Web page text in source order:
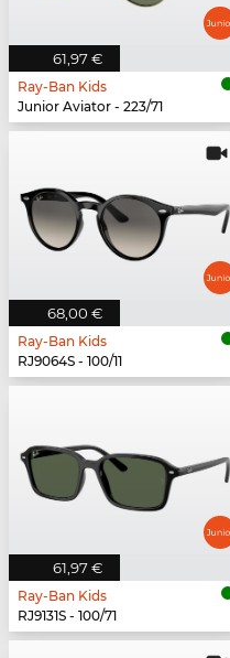
61,97 €
Ray-Ban Kids
Junior Aviator - 223/71
68,00 €
Ray-Ban Kids
RJ9064S - 100/11
61,97 €
Ray-Ban Kids
RJ9131S - 100/71